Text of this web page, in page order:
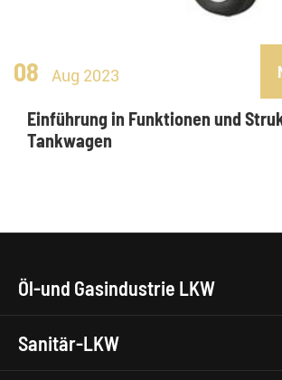
08 Aug 2023
Einführung in Funktionen und
Tankwagen
Öl-und Gasindustrie LKW
Sanitär-LKW